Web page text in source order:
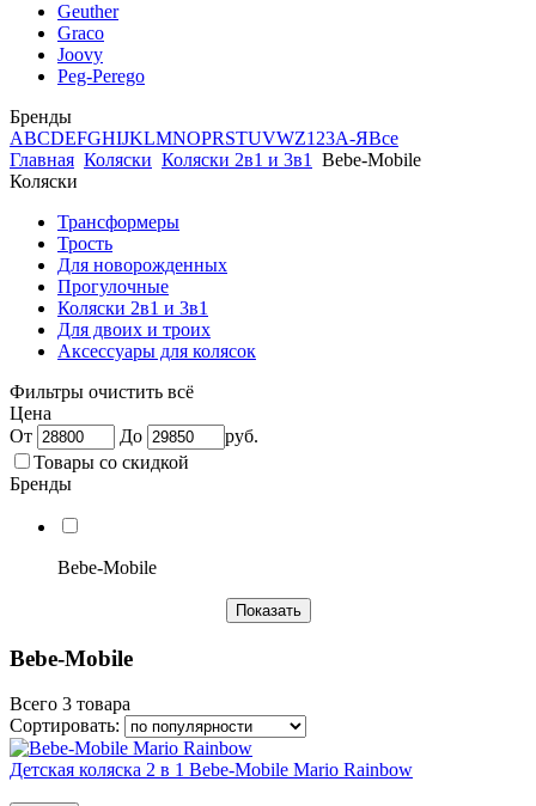
Geuther
Graco
Joovy
Peg-Perego
Бренды
ABCDEFGHIJKLMNOPRSTUVWZ123А-ЯВсе
Главная Коляски Коляски 2в1 и 3в1
Bebe-Mobile
Коляски
Трансформеры
Трость
Для новорожденных
Прогулочные
Коляски 2в1 и 3в1
Для двоих и троих
Аксессуары для колясок
Фильтры очистить всё
Цена
От
До
руб.
Товары со скидкой
Бренды
Bebe-Mobile
Bebe-Mobile
Всего 3 товара
Сортировать:
Детская коляска 2 в 1 Bebe-Mobile Mario Rainbow